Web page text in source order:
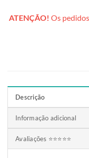
ATENÇÃO! Os
Descrição
Informação adicional
Avaliações ⭐⭐⭐⭐⭐